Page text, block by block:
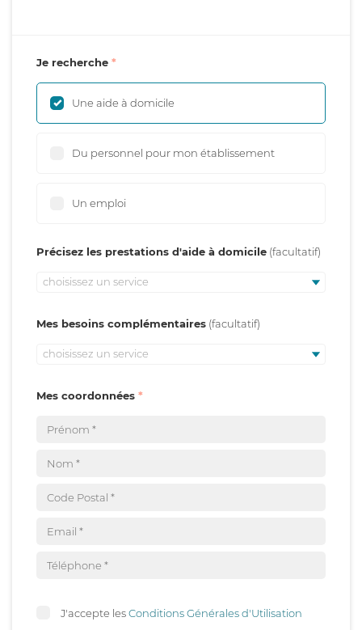
Je recherche
Une aide à domicile
Du personnel pour mon établissement
Un emploi
Précisez les prestations d'aide à domicile
choisissez un service
Mes besoins complémentaires
choisissez un service
Mes coordonnées
J'accepte lesConditions Générales d'Utilisation